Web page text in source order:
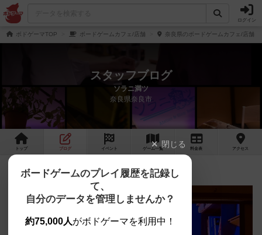
ログイン
ボドゲーマTOP ボードゲームカフェ/店舗 奈良県のボードゲームカフェ/店舗
スタッフブログ
ソラニ満ツ
奈良県奈良市
トップ ブログ イベント ゲーム一覧 料金 表 アクセス
7月の営業スケジュールです
閉じる
ボードゲームのプレイ履歴を記録し
て、
自分のデータを管理しませんか？
約75,000人がボドゲーマを利用中！